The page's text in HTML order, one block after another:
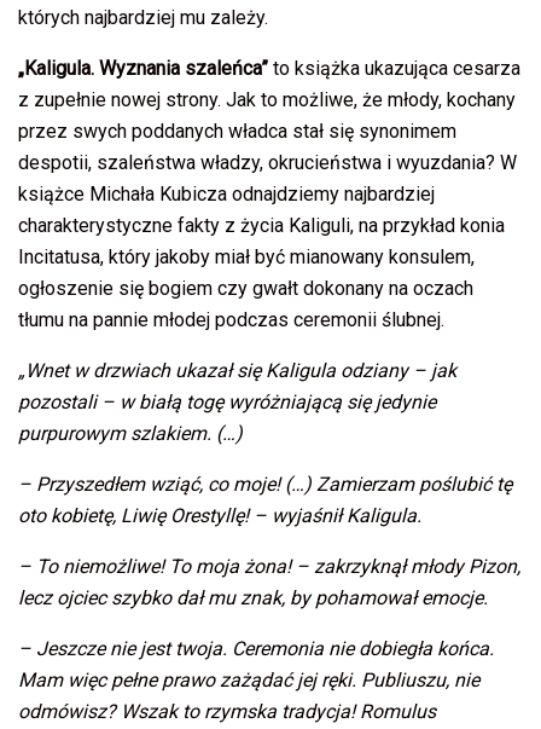
których najbardziej mu zależy.
„Kaligula. Wyznania szaleńca” to książka ukazująca cesarza
z zupełnie nowej strony. Jak to możliwe, że młody, kochany
przez swych poddanych władca stał się synonimem
despotii, szaleństwa władzy, okrucieństwa i wyuzdania? W
książce Michała Kubicza odnajdziemy najbardziej
charakterystyczne fakty z życia Kaliguli, na przykład konia
Incitatusa, który jakoby miał być mianowany konsulem,
ogłoszenie się bogiem czy gwałt dokonany na oczach
tłumu na pannie młodej podczas ceremonii ślubnej.
„Wnet w drzwiach ukazał się Kaligula odziany – jak
pozostali – w białą togę wyróżniającą się jedynie
purpurowym szlakiem. (…)
– Przyszedłem wziąć, co moje! (…) Zamierzam poślubić tę
oto kobietę, Liwię Orestyllę! – wyjaśnił Kaligula.
– To niemożliwe! To moja żona! – zakrzyknął młody Pizon,
lecz ojciec szybko dał mu znak, by pohamował emocje.
– Jeszcze nie jest twoja. Ceremonia nie dobiegła końca.
Mam więc pełne prawo zażądać jej ręki. Publiuszu, nie
odmówisz? Wszak to rzymska tradycja! Romulus